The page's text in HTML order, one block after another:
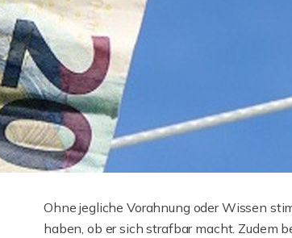
Ohne jegliche Vorahnung oder Wissen
haben, ob er sich strafbar macht. Zudem